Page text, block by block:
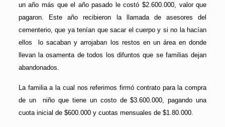
un año más que el año pasado le costó $2.600.000, valor que
pagaron. Este año recibieron la llamada de asesores del
cementerio, que ya tenían que sacar el cuerpo y si no la hacían
ellos lo sacaban y arrojaban los restos en un área en donde
llevan la osamenta de todos los difuntos que se familias dejan
abandonados.
La familia a la cual nos referimos firmó contrato para la compra
de un niño que tiene un costo de $3.600.000, pagando una
cuota inicial de $600.000 y cuotas mensuales de $1.80.000.